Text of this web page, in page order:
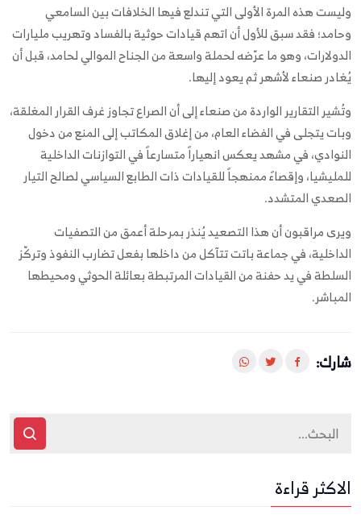
وليست هذه المرة الأولى التي تندلع فيها الخلافات بين السامعي
وحامد؛ فقد سبق للأول أن اتهم قيادات حوثية بالفساد وتهريب مليارات
الدولارات، وهو ما عرّضه لحملة واسعة من الجناح الموالي لحامد، قبل أن
يُغادر صنعاء لأشهر ثم يعود إليها.
وتُشير التقارير الواردة من صنعاء إلى أن الصراع تجاوز غرف القرار المغلقة،
وبات يتجلى في الفضاء العام، من إغلاق المكاتب إلى المنع من دخول
النوادي، في مشهد يعكس انهياراً متسارعاً في التوازنات الداخلية
للمليشيا، وإقصاءً ممنهجاً للقيادات ذات الطابع السياسي لصالح التيار
الصعدي المتشدد.
ويرى مراقبون أن هذا التصعيد يُنذر بمرحلة أعمق من التصفيات
الداخلية، في جماعة باتت تتآكل من داخلها بفعل تضارب النفوذ وتركّز
السلطة في يد حفنة من القيادات المرتبطة بعائلة الحوثي ومحيطها
المباشر.
شارك:
الاكثر قراءة